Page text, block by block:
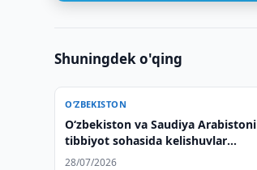
Shuningdek o'qing
O‘ZBEKISTON
Oʻzbekiston va Saudiya Arabistoni
tibbiyot sohasida kelishuvlar
imzoladi
28/07/2026